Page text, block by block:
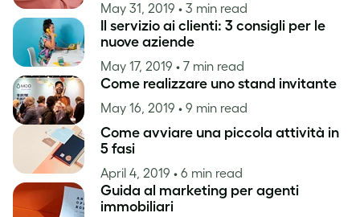
May 31, 2019 • 3 min read
Il servizio ai clienti: 3 consigli per le
nuove aziende
May 17, 2019 • 7 min read
Come realizzare uno stand invitante
May 16, 2019 • 9 min read
Come avviare una piccola attività in
5 fasi
April 4, 2019 • 6 min read
Guida al marketing per agenti
immobiliari